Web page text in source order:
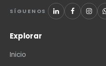
SÍGUENOS
Explorar
Inicio